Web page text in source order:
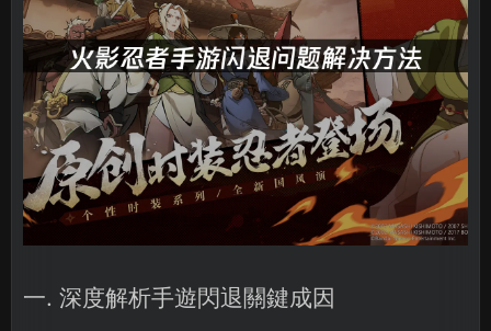
一. 深度解析手遊閃退關鍵成因